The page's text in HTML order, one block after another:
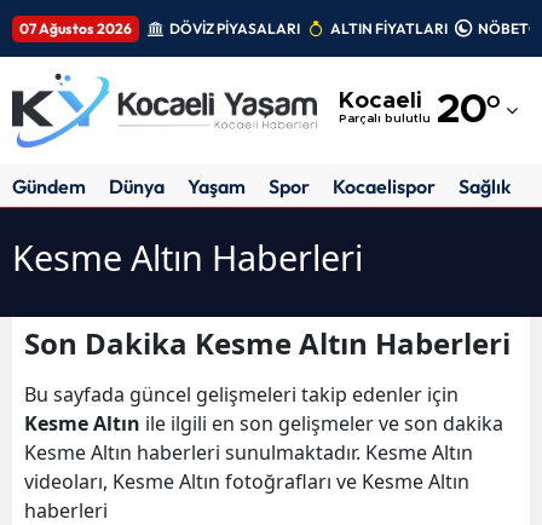
07 Ağustos 2026 DÖVİZ PİYASALARI ALTIN FİYATLARI
Kocaeli
Parçalı bulutlu 20°
Adıyaman
Ankara
Artvin
Aydın
Gündem Dünya Yaşam Spor Kocaelispor Sağlık
Kesme Altın Haberleri
Son Dakika Kesme Altın Haberleri
Bu sayfada güncel gelişmeleri takip edenler için
Kesme Altın ile ilgili en son gelişmeler ve son dakika
Kesme Altın haberleri sunulmaktadır. Kesme Altın
videoları, Kesme Altın fotoğrafları ve Kesme Altın
haberleri